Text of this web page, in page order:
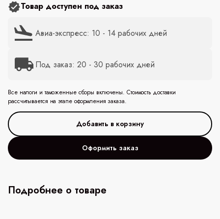
Товар доступен под заказ
Авиа-экспресс: 10 - 14 рабочих дней
Под заказ: 20 - 30 рабочих дней
Все налоги и таможенные сборы включены. Стоимость доставки
рассчитывается на этапе оформления заказа.
Оформить заказ
Подробнее о товаре